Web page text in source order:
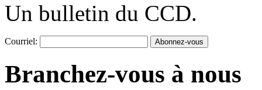
Un bulletin du CCD.
Courriel:
Branchez-vous à nous